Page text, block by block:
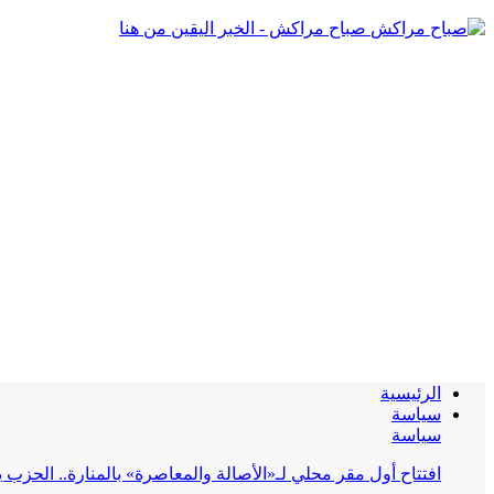
صباح مراكش - الخبر اليقين من هنا
الرئيسية
سياسة
سياسة
افتتاح أول مقر محلي لـ«الأصالة والمعاصرة» بالمنارة..